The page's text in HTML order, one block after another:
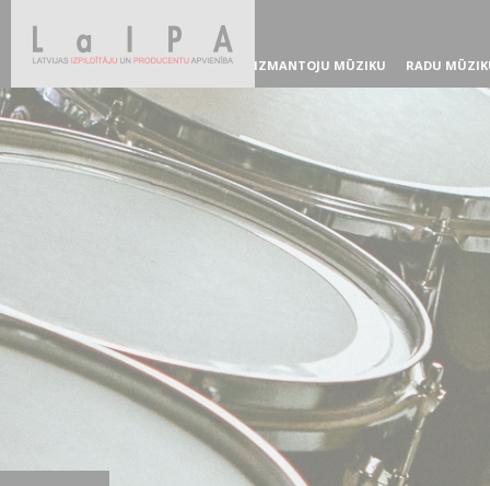
IZMANTOJU MŪZIKU RADU